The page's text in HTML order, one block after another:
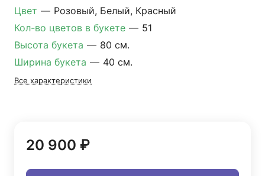
Цвет — Розовый, Белый, Красный
Кол-во цветов в букете — 51
Высота букета — 80 см.
Ширина букета — 40 см.
Все характеристики
20 900 ₽